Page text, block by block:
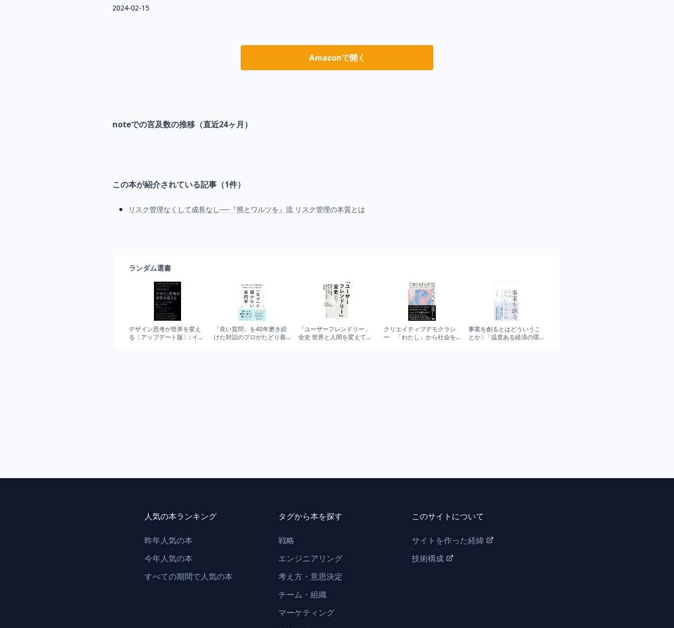
2024-02-15
Amazonで開く
noteでの言及数の推移（直近24ヶ月）
この本が紹介されている記事（1件）
リスク管理なくして成長なし──『熊とワルツを』流 リスク管理の本質とは
ランダム選書
デザイン思考が世界を変え
る〔アップデート版〕: イノ
「良い質問」を40年磨き続
けた対話のプロがたどり着
「ユーザーフレンドリー」
全史 世界と人間を変えてき
クリエイティブデモクラシ
ー 「わたし」から社会を
事業を創るとはどういうこ
とか : 「温度ある経済の環」
人気の本ランキング
昨年人気の本
今年人気の本
すべての期間で人気の本
タグから本を探す
戦略
エンジニアリング
考え方・意思決定
チーム・組織
マーケティング
このサイトについて
サイトを作った経緯
技術構成